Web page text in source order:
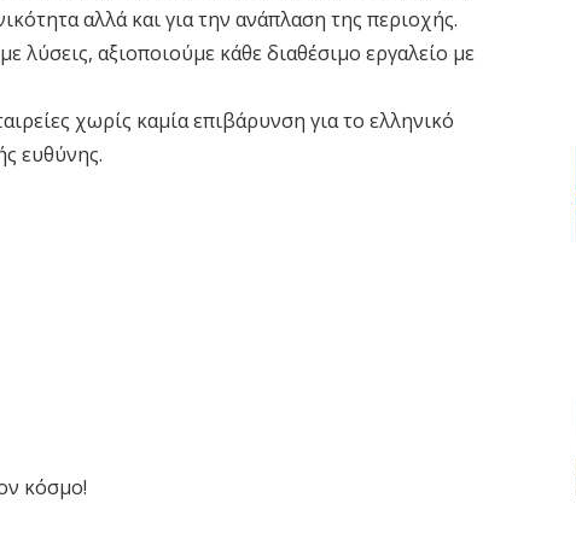
αλλά και για την ανάπλαση της περιοχής.
αξιοποιούμε κάθε διαθέσιμο εργαλείο με
χωρίς καμία επιβάρυνση για το ελληνικό
ευθύνης.
κόσμο!